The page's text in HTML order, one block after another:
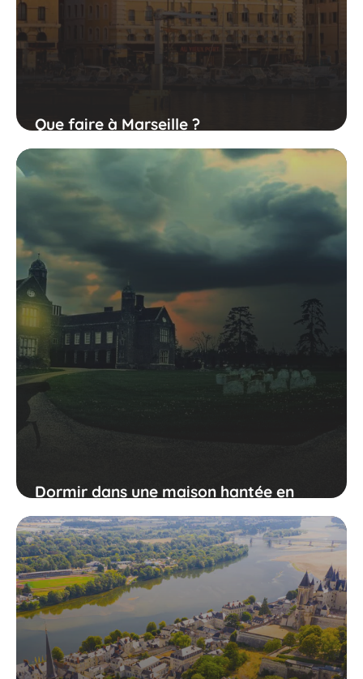
Que faire à Marseille ?
Dormir dans une maison hantée en
France : c'est possible !